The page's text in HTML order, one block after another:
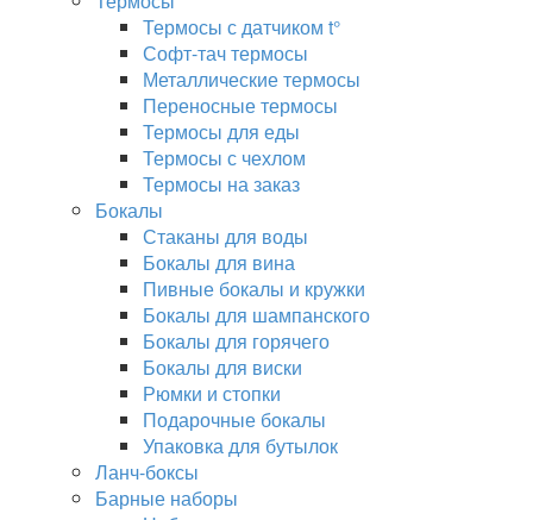
Термосы с датчиком t°
Софт-тач термосы
Металлические термосы
Переносные термосы
Термосы для еды
Термосы с чехлом
Термосы на заказ
Бокалы
Стаканы для воды
Бокалы для вина
Пивные бокалы и кружки
Бокалы для шампанского
Бокалы для горячего
Бокалы для виски
Рюмки и стопки
Подарочные бокалы
Упаковка для бутылок
Ланч-боксы
Барные наборы